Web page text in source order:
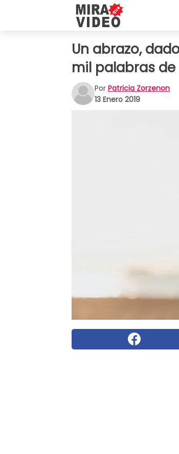
Un abrazo,
mil palabras
Por Patricia Zorzenon
13 Enero 2019